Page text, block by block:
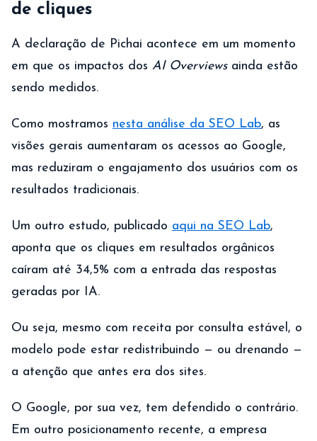
de cliques
A declaração de Pichai acontece em um momento
em que os impactos dos AI Overviewsainda estão
sendo medidos.
Como mostramos nesta análise da SEO Lab, as
visões gerais aumentaram os acessos ao Google,
mas reduziram o engajamento dos usuários com os
resultados tradicionais.
Um outro estudo, publicado aqui na SEO Lab,
aponta que os cliques em resultados orgânicos
caíram até 34,5% com a entrada das respostas
geradas por IA.
Ou seja, mesmo com receita por consulta estável, o
modelo pode estar redistribuindo — ou drenando —
a atenção que antes era dos sites.
O Google, por sua vez, tem defendido o contrário.
Em outro posicionamento recente, a empresa